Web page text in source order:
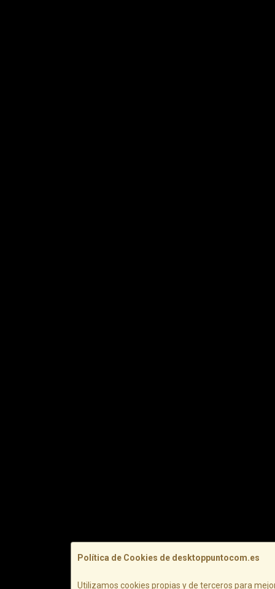
Política de Cookies de desktoppuntocom.es
Utilizamos cookies propias y de terceros para